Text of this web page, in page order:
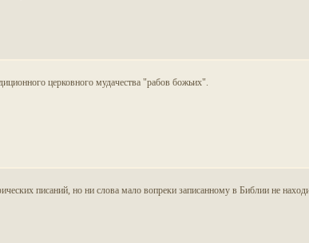
церковного мудачества "рабов божьих".
писаний, но ни слова мало вопреки записанному в Библии не